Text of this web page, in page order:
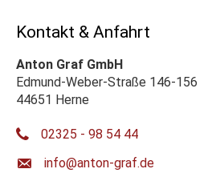
Kontakt & Anfahrt
Anton Graf GmbH
Edmund-Weber-Straße 146-156
44651 Herne
02325 - 98 54 44
ed.farg-notna@ofni